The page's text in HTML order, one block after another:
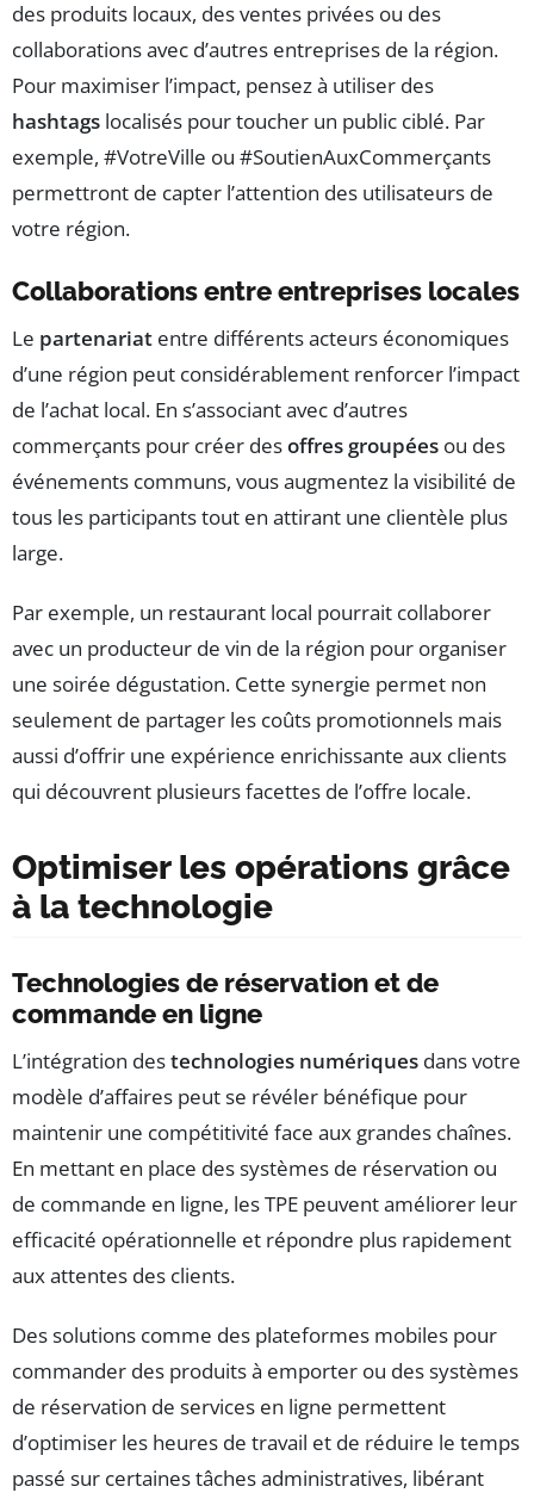
des produits locaux, des ventes privées ou des
collaborations avec d’autres entreprises de la région.
Pour maximiser l’impact, pensez à utiliser des
hashtags localisés pour toucher un public ciblé. Par
exemple, #VotreVille ou #SoutienAuxCommerçants
permettront de capter l’attention des utilisateurs de
votre région.
Collaborations entre entreprises locales
Le partenariat entre différents acteurs économiques
d’une région peut considérablement renforcer l’impact
de l’achat local. En s’associant avec d’autres
commerçants pour créer desoffres groupées ou des
événements communs, vous augmentez la visibilité de
tous les participants tout en attirant une clientèle plus
large.
Par exemple, un restaurant local pourrait collaborer
avec un producteur de vin de la région pour organiser
une soirée dégustation. Cette synergie permet non
seulement de partager les coûts promotionnels mais
aussi d’offrir une expérience enrichissante aux clients
qui découvrent plusieurs facettes de l’offre locale.
Optimiser les opérations grâce
à la technologie
Technologies de réservation et de
commande en ligne
L’intégration destechnologies numériques dans votre
modèle d’affaires peut se révéler bénéfique pour
maintenir une compétitivité face aux grandes chaînes.
En mettant en place des systèmes de réservation ou
de commande en ligne, les TPE peuvent améliorer leur
efficacité opérationnelle et répondre plus rapidement
aux attentes des clients.
Des solutions comme des plateformes mobiles pour
commander des produits à emporter ou des systèmes
de réservation de services en ligne permettent
d’optimiser les heures de travail et de réduire le temps
passé sur certaines tâches administratives, libérant